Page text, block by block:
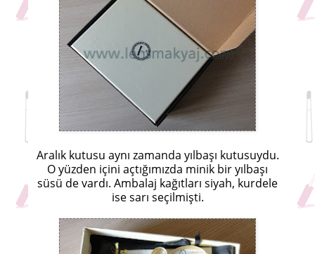
Aralık kutusu aynı zamanda yılbaşı kutusuydu.
O yüzden içini açtığımızda minik bir yılbaşı
süsü de vardı. Ambalaj kağıtları siyah, kurdele
ise sarı seçilmişti.